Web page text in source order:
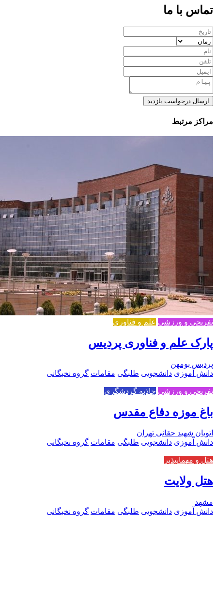
تماس با ما
ارسال درخواست بازدید
مراکز مرتبط
تفریحی و ورزشی علم و فناوری
پارک علم و فناوری پردیس
پردیس بومهن
دانش آموزی دانشجویی طلبگی مقامات گروه نخبگانی
تفریحی و ورزشی جاذبه گردشگری
باغ موزه دفاع مقدس
اتوبان شهید حقانی تهران
دانش آموزی دانشجویی طلبگی مقامات گروه نخبگانی
هتل و مهمانپذیر
هتل ولایت
مشهد
دانش آموزی دانشجویی طلبگی مقامات گروه نخبگانی